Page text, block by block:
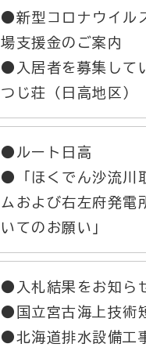
●新型コロナウイル
場支援金のご案内
●入居者を募集して
つじ荘（日高地区）
●ルート日高
●「ほくでん沙流川
ムおよび右左府発電
いてのお願い」
●入札結果をお知ら
●国立宮古海上技術
●北海道排水設備工